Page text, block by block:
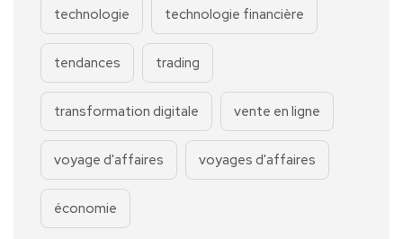
technologie technologie financière
tendances trading
transformation digitale vente en ligne
voyage d'affaires voyages d'affaires
économie